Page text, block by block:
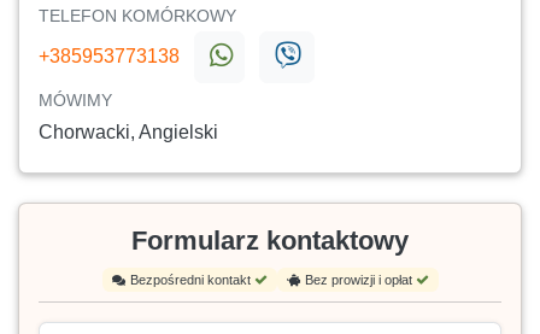
TELEFON KOMÓRKOWY
+385953773138
MÓWIMY
Chorwacki, Angielski
Formularz kontaktowy
Bezpośredni kontakt Bez prowizji i opłat